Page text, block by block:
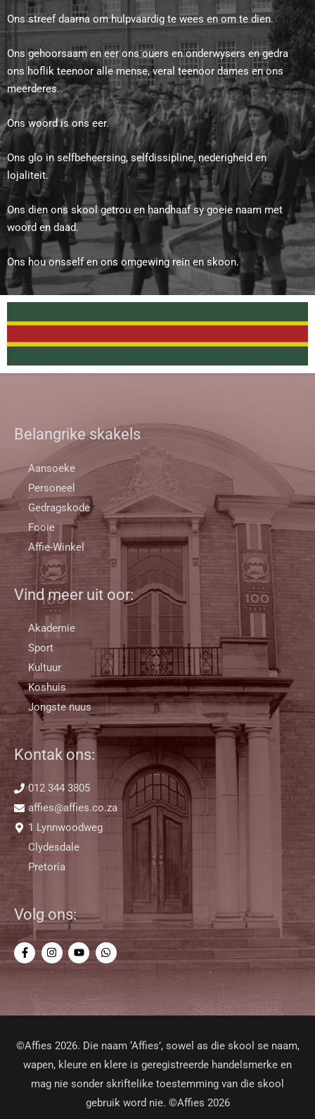
Ons streef daarna om hulpvaardig te wees en om te dien.
Ons gehoorsaam en eer ons ouers en onderwysers en gedra
ons hoflik teenoor alle mense, veral teenoor dames en ons
meerderes.
Ons woord is ons eer.
Ons glo in selfbeheersing, selfdissipline, nederigheid en
lojaliteit.
Ons dien ons skool getrou en handhaaf sy goeie naam met
woord en daad.
Ons hou onsself en ons omgewing rein en skoon.
Belangrike skakels
Aansoeke
Personeel
Gedragskode
Fooie
Affie-Winkel
Vind meer uit oor:
Akademie
Sport
Kultuur
Koshuis
Jongste nuus
Kontak ons:
012 344 3805
affies@affies.co.za
1 Lynnwoodweg
Clydesdale
Pretoria
Volg ons:
©Affies 2026. Die naam ‘Affies’, sowel as die skool se naam,
wapen, kleure en klere is geregistreerde handelsmerke en
mag nie sonder skriftelike toestemming van die skool
gebruik word nie. ©Affies 2026